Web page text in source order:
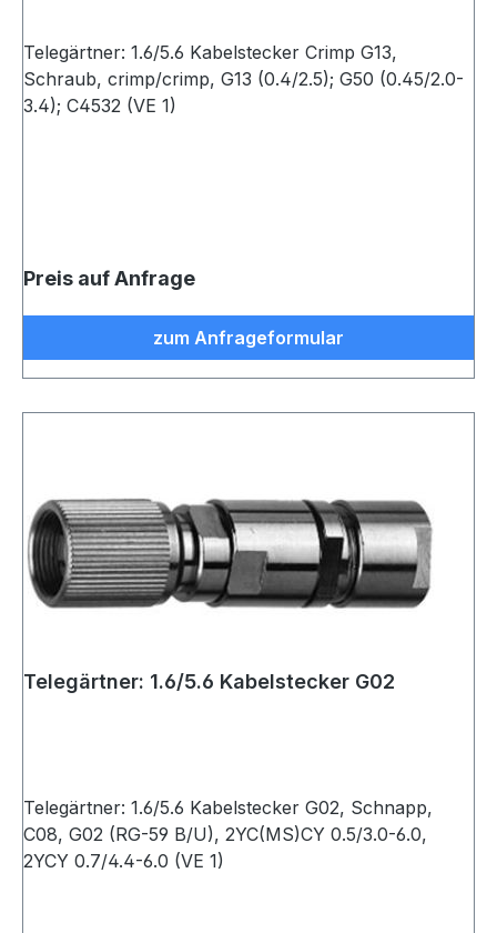
Telegärtner: 1.6/5.6 Kabelstecker Crimp G13,
Schraub, crimp/crimp, G13 (0.4/2.5); G50 (0.45/2.0-
3.4); C4532 (VE 1)
Preis auf Anfrage
zum Anfrageformular
Telegärtner: 1.6/5.6 Kabelstecker G02
Telegärtner: 1.6/5.6 Kabelstecker G02, Schnapp,
C08, G02 (RG-59 B/U), 2YC(MS)CY 0.5/3.0-6.0,
2YCY 0.7/4.4-6.0 (VE 1)